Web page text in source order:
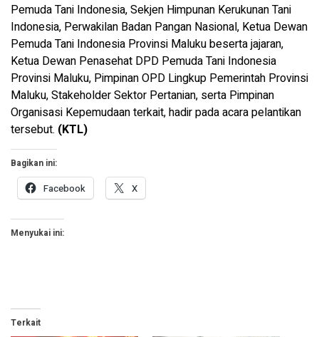
Pemuda Tani Indonesia, Sekjen Himpunan Kerukunan Tani
Indonesia, Perwakilan Badan Pangan Nasional, Ketua Dewan
Pemuda Tani Indonesia Provinsi Maluku beserta jajaran,
Ketua Dewan Penasehat DPD Pemuda Tani Indonesia
Provinsi Maluku, Pimpinan OPD Lingkup Pemerintah Provinsi
Maluku, Stakeholder Sektor Pertanian, serta Pimpinan
Organisasi Kepemudaan terkait, hadir pada acara pelantikan
tersebut. (KTL)
Bagikan ini:
Facebook X
Menyukai ini:
Terkait